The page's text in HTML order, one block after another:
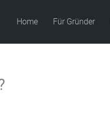
Home Für Gründer